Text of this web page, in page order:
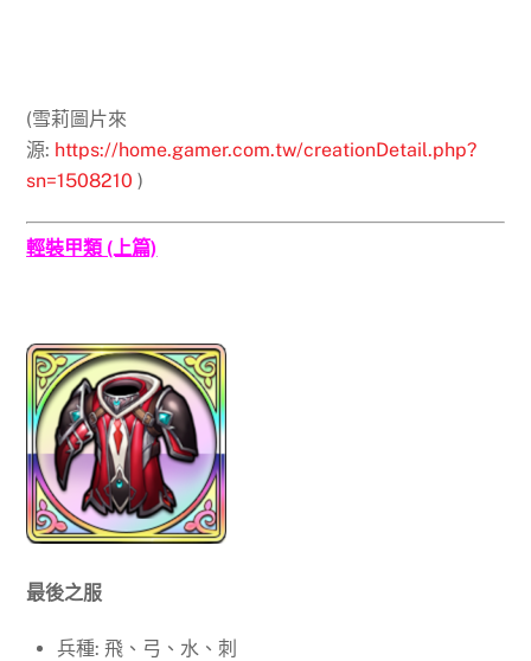
(雪莉圖片來
源: https://home.gamer.com.tw/creationDetail.php?
sn=1508210 )
輕裝甲類 (上篇)
最後之服
兵種: 飛、弓、水、刺